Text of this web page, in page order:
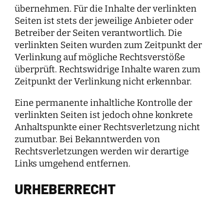
übernehmen. Für die Inhalte der verlinkten
Seiten ist stets der jeweilige Anbieter oder
Betreiber der Seiten verantwortlich. Die
verlinkten Seiten wurden zum Zeitpunkt der
Verlinkung auf mögliche Rechtsverstöße
überprüft. Rechtswidrige Inhalte waren zum
Zeitpunkt der Verlinkung nicht erkennbar.
Eine permanente inhaltliche Kontrolle der
verlinkten Seiten ist jedoch ohne konkrete
Anhaltspunkte einer Rechtsverletzung nicht
zumutbar. Bei Bekanntwerden von
Rechtsverletzungen werden wir derartige
Links umgehend entfernen.
URHEBERRECHT